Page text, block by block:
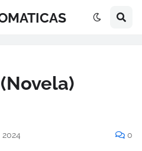
0